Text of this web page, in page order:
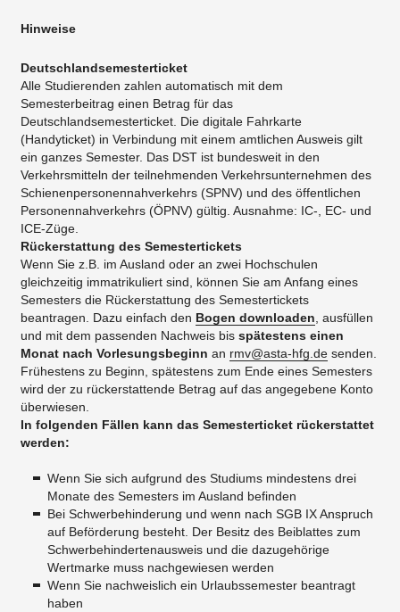
Hinweise
Deutschlandsemesterticket
Alle Studierenden zahlen automatisch mit dem
Semesterbeitrag einen Betrag für das
Deutschlandsemesterticket. Die digitale Fahrkarte
(Handyticket) in Verbindung mit einem amtlichen Ausweis gilt
ein ganzes Semester. Das DST ist bundesweit in den
Verkehrsmitteln der teilnehmenden Verkehrsunternehmen des
Schienenpersonennahverkehrs (SPNV) und des öffentlichen
Personennahverkehrs (ÖPNV) gültig. Ausnahme: IC-, EC- und
ICE-Züge.
Rückerstattung des Semestertickets
Wenn Sie z.B. im Ausland oder an zwei Hochschulen
gleichzeitig immatrikuliert sind, können Sie am Anfang eines
Semesters die Rückerstattung des Semestertickets
beantragen. Dazu einfach den Bogen downloaden , ausfüllen
und mit dem passenden Nachweis bis spätestens einen
Monat nach Vorlesungsbeginn an rmv@asta-hfg.de senden.
Frühestens zu Beginn, spätestens zum Ende eines Semesters
wird der zu rückerstattende Betrag auf das angegebene Konto
überwiesen.
In folgenden Fällen kann das Semesterticket rückerstattet
werden:
Wenn Sie sich aufgrund des Studiums mindestens drei
Monate des Semesters im Ausland befinden
Bei Schwerbehinderung und wenn nach SGB IX Anspruch
auf Beförderung besteht. Der Besitz des Beiblattes zum
Schwerbehindertenausweis und die dazugehörige
Wertmarke muss nachgewiesen werden
Wenn Sie nachweislich ein Urlaubssemester beantragt
haben